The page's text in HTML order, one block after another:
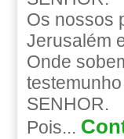
Os nossos
Jerusalém
Onde
SENHOR.
Pois...